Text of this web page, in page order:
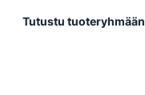
Tutustu tuoteryhmään